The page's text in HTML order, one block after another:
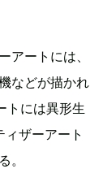
アートには、
などが描かれ
トには異形生
ザーアート
。